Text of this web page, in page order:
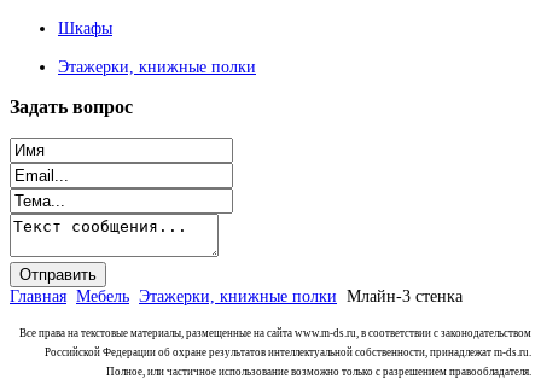
Шкафы
Этажерки, книжные полки
Задать вопрос
Главная Мебель Этажерки, книжные полки Млайн-3 стенка
Все права на текстовые материалы, размещенные на сайта www.m-ds.ru, в соответствии с законодательством
Российской Федерации об охране результатов интеллектуальной собственности, принадлежат m-ds.ru.
Полное, или частичное использование возможно только с разрешением правообладателя.